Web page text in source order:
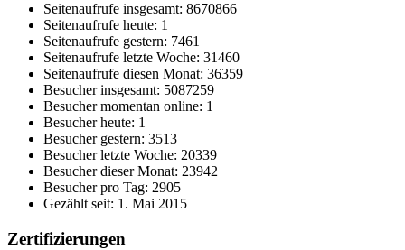
Seitenaufrufe insgesamt: 8670866
Seitenaufrufe heute: 1
Seitenaufrufe gestern: 7461
Seitenaufrufe letzte Woche: 31460
Seitenaufrufe diesen Monat: 36359
Besucher insgesamt: 5087259
Besucher momentan online: 1
Besucher heute: 1
Besucher gestern: 3513
Besucher letzte Woche: 20339
Besucher dieser Monat: 23942
Besucher pro Tag: 2905
Gezählt seit: 1. Mai 2015
Zertifizierungen